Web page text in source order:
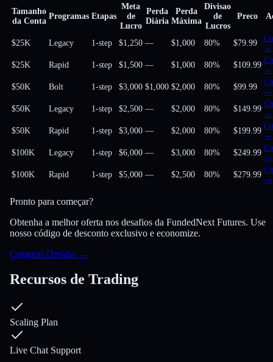
Tamanho
da Conta
Programas Etapas
Meta
de
Lucro
Perda
Diária
Perda
Máxima
Divisao
de
Lucros
Preco
$25K Legacy 1-step $1,250 — $1,000 80% $79.99
→
$25K
Rapid 1-step $1,500 — $1,000 80% $109.99
→
$50K
Bolt 1-step $3,000 $1,000 $2,000 80% $99.99
→
$50K
Legacy 1-step $2,500 — $2,000 80% $149.99
→
$50K
Rapid 1-step $3,000 — $2,000 80% $199.99
→
$100K
Legacy 1-step $6,000 — $3,000 80% $249.99
→
$100K
Rapid 1-step $5,000 — $2,500 80% $279.99
→
Pronto para começar?
Obtenha a melhor oferta nos desafios da FundedNext Futures. Use
nosso código de desconto exclusivo e economize.
Comprar Desafio →
Recursos de Trading
Scaling Plan
Live Chat Support